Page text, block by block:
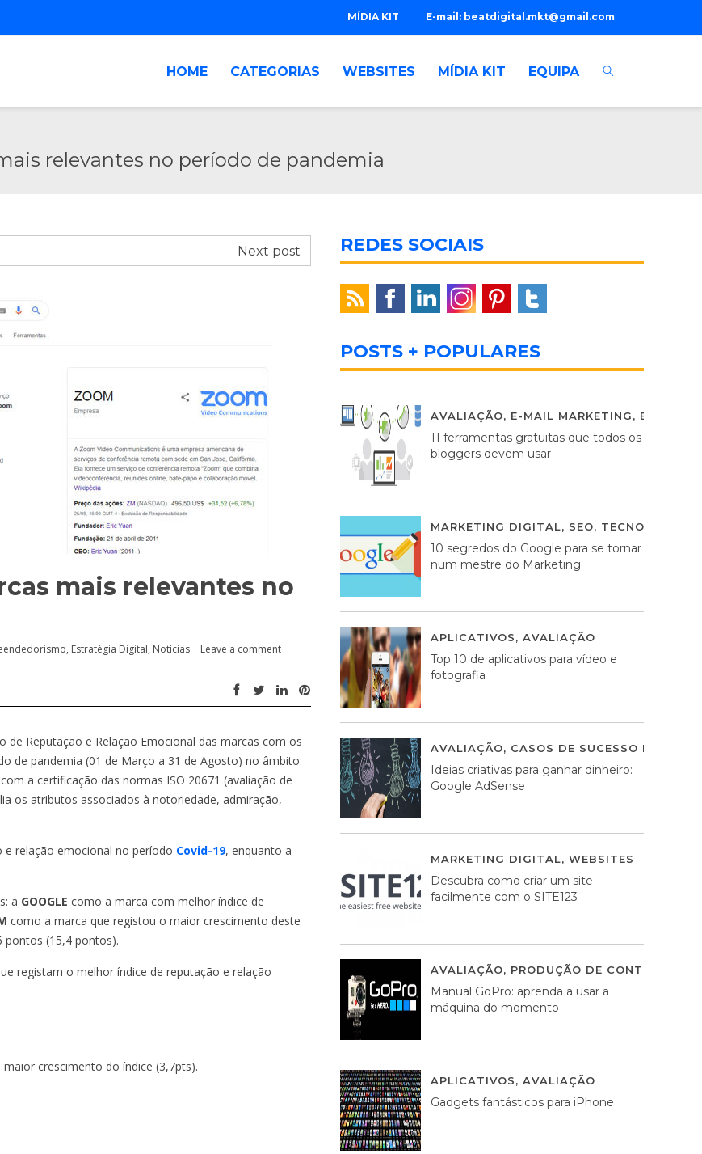
E-mail: beatdigital.mkt@gmail.com
MÍDIA KIT
HOME CATEGORIAS WEBSITES MÍDIA KIT EQUIPA
relevantes no período de pandemia
Next post
mais relevantes no
, Estratégia Digital, Notícias Leave a comment
Reputação e Relação Emocional das marcas com os
de pandemia (01 de Março a 31 de Agosto) no âmbito
a certificação das normas ISO 20671 (avaliação de
os atributos associados à notoriedade, admiração,
relação emocional no período Covid-19, enquanto a
a GOOGLE como a marca com melhor índice de
como a marca que registou o maior crescimento deste
pontos (15,4 pontos).
registam o melhor índice de reputação e relação
maior crescimento do índice (3,7pts).
REDES SOCIAIS
POSTS + POPULARES
AVALIAÇÃO, E-MAIL MARKETING,
11 ferramentas gratuitas que todos os
bloggers devem usar
MARKETING DIGITAL, SEO, TECNOLOGIA
10 segredos do Google para se tornar
num mestre do Marketing
APLICATIVOS, AVALIAÇÃO
Top 10 de aplicativos para vídeo e
fotografia
AVALIAÇÃO, CASOS DE SUCESSO DE
Ideias criativas para ganhar dinheiro:
Google AdSense
MARKETING DIGITAL, WEBSITES
Descubra como criar um site
facilmente com o SITE123
AVALIAÇÃO, PRODUÇÃO DE CONTEÚDOS
Manual GoPro: aprenda a usar a
máquina do momento
APLICATIVOS, AVALIAÇÃO
Gadgets fantásticos para iPhone